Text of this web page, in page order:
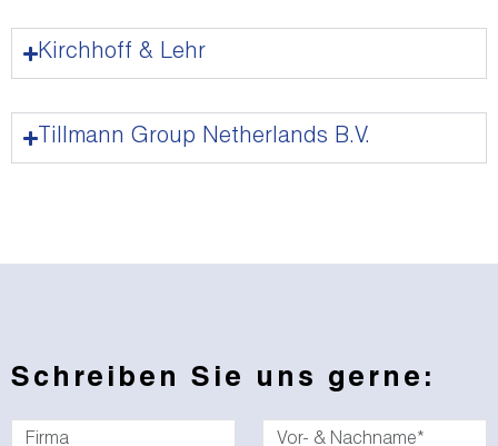
Kirchhoff & Lehr
Tillmann Group Netherlands B.V.
Schreiben Sie uns gerne: